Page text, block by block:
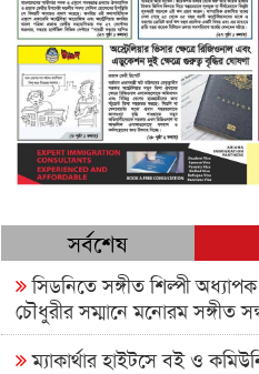
সর্বশেষ
সিডনিতে সঙ্গীত শিল্পী
চৌধুরীর সম্মানে মনোরম সঙ্গীত
ম্যাকার্থার হাইটসে বই ও